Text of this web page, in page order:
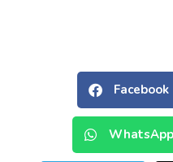
Facebook
WhatsApp